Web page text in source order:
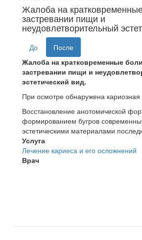
Жалоба на
застревании пищи и
неудовлетворительный
До
После
Жалоба на кратковременные
застревании пищи и
эстетический вид.
При осмотре обнаружена кариозная
Восстановление анотомической
формированием бугров
эстетическими материалами
Услуга
Лечение кариеса и его осложнений
Врач